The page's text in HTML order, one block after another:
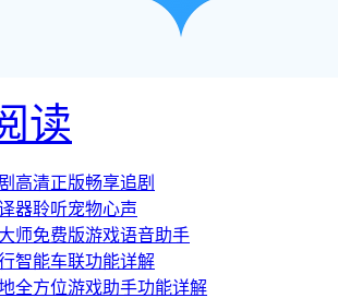
读
高清正版畅享追剧
器聆听宠物心声
师免费版游戏语音助手
智能车联功能详解
全方位游戏助手功能详解